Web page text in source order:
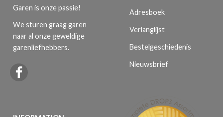
Garen is onze passie!
We sturen graag garen
naar al onze geweldige
garenliefhebbers.
Adresboek
Verlanglijst
Bestelgeschiedenis
Nieuwsbrief